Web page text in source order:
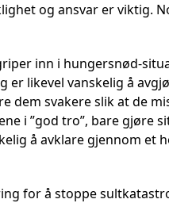
og ansvar er viktig.
inn i hungersnød-
er likevel vanskelig å
dem svakere slik at de
i ”god tro”, bare
å avklare gjennom et
for å stoppe